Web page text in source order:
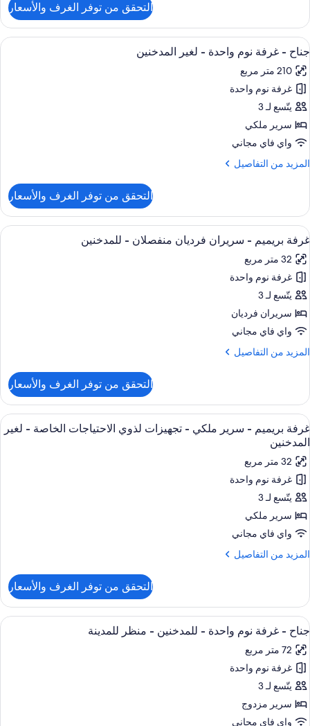
الاحتياجات
الخاصة
-
للمدخنين
غرفة
بريميم
-
سرير
ملكي
تجهيزات
لذوي
الاحتياجات
الخاصة
للمدخنين
التحقق من توفر الغرف والأسعار
استعراض
جميع
صور
جناح
-
غرفة
نوم
واحدة
-
ميني بار وخزنة داخل الغرفة ومكتب
10
جناح - غرفة نوم واحدة - لغير المدخنين
210 متر مربع
غرفة نوم واحدة
يتّسع لـ 3
سرير ملكي
واي فاي مجاني
المزيد من التفاصيل
المزيد
جناح
غرفة
نوم
واحدة
لغير
المدخنين
التحقق من توفر الغرف والأسعار
استعراض
جميع
صور
غرفة
بريميم
-
سريران
فرديان
منفصلان
9
غرفة بريميم - سريران فرديان منفصلان - للمدخنين
32 متر مربع
غرفة نوم واحدة
يتّسع لـ 3
سريران فرديان
واي فاي مجاني
المزيد من التفاصيل
المزيد
غرفة
بريميم
-
سريران
فرديان
منفصلان
للمدخنين
التحقق من توفر الغرف والأسعار
استعراض
جميع
صور
غرفة
بريميم
-
سرير
ملكي
-
تجهيزات
الاحتياجات
الخاصة
-
لغير
المدخنين
وحدات دش مع أحواض استحمام،
5
غرفة بريميم - سرير ملكي - تجهيزات لذوي الاحتياجات الخاصة - لغير
المدخنين
32 متر مربع
غرفة نوم واحدة
يتّسع لـ 3
سرير ملكي
واي فاي مجاني
المزيد من التفاصيل
المزيد
غرفة
بريميم
-
سرير
ملكي
تجهيزات
لذوي
الاحتياجات
الخاصة
التحقق من توفر الغرف والأسعار
استعراض
جميع
صور
جناح
-
غرفة
نوم
ميني بار وخزنة داخل الغرفة ومكتب
13
جناح - غرفة نوم واحدة - للمدخنين - منظر للمدينة
72 متر مربع
غرفة نوم واحدة
يتّسع لـ 3
سرير مزدوج
واي فاي مجاني